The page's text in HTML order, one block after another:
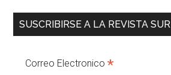
SUSCRIBIRSE A LA REVISTA SUR
Correo Electronico*